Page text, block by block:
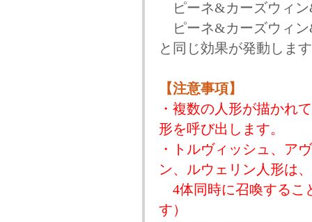
ピーネ&カーズウィン
ピーネ&カーズウィン
と同じ効果が発動しま
【注意事項】
・複数の人形が描かれ
形を呼び出します。
・トルヴィッシュ、ア
ン、ルウェリン人形は、
4体同時に召喚するこ
す）